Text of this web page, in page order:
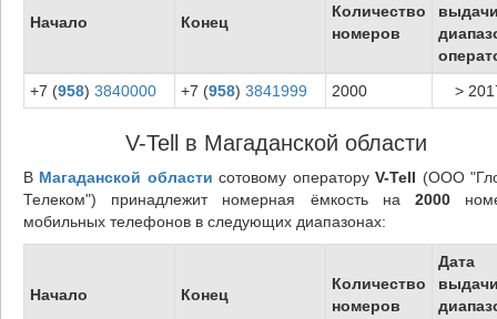
Начало Конец
Количество
номеров
+7 (958) 3840000 +7 (958) 3841999 2000 >
V-Tell в Магаданской области
В Магаданской области сотовому операторуV-Tell (ООО
Телеком") принадлежит номерная ёмкость на2000
мобильных телефонов в следующих диапазонах:
Начало Конец
Количество
номеров
Дата